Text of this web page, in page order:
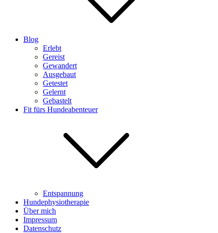
Blog
Erlebt
Gereist
Gewandert
Ausgebaut
Getestet
Gelernt
Gebastelt
Fit fürs Hundeabenteuer
Entspannung
Hundephysiotherapie
Über mich
Impressum
Datenschutz